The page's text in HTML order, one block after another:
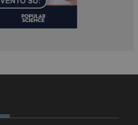
Microsoft Corporation
.www.dailyhealthindustry.it